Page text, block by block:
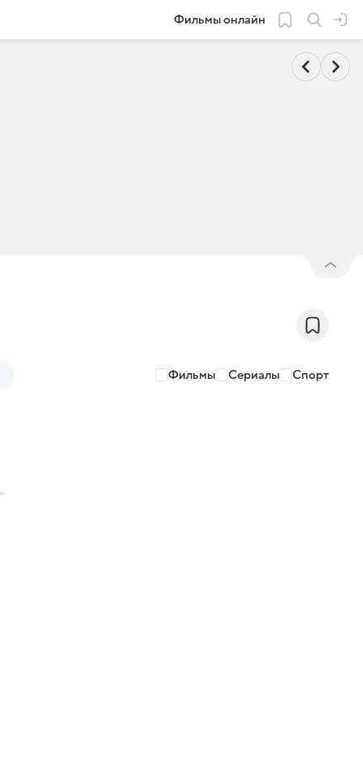
Фильмы онлайн
Фильмы Сериалы Спорт